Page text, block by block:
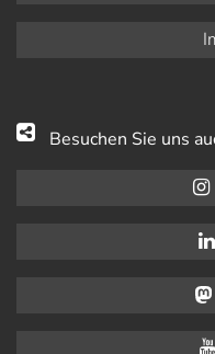
Besuchen Sie uns